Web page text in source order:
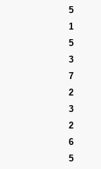
5
1
5
3
7
2
3
2
6
5